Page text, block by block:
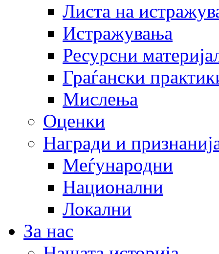
Листа на
Истражувања
Ресурсни
Граѓански
Мислења
Оценки
Награди и
Меѓународни
Национални
Локални
За нас